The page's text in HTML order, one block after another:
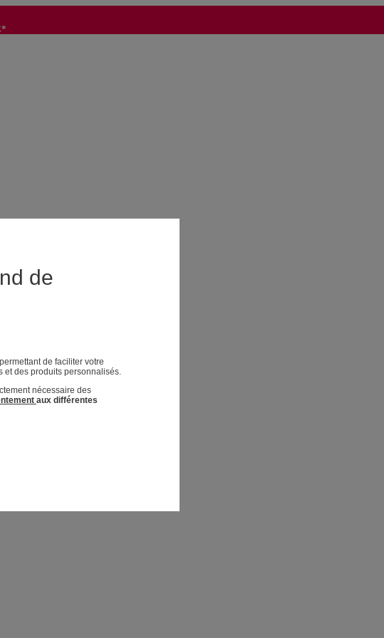
de
de faciliter votre
et des produits personnalisés.
nécessaire des
aux différentes